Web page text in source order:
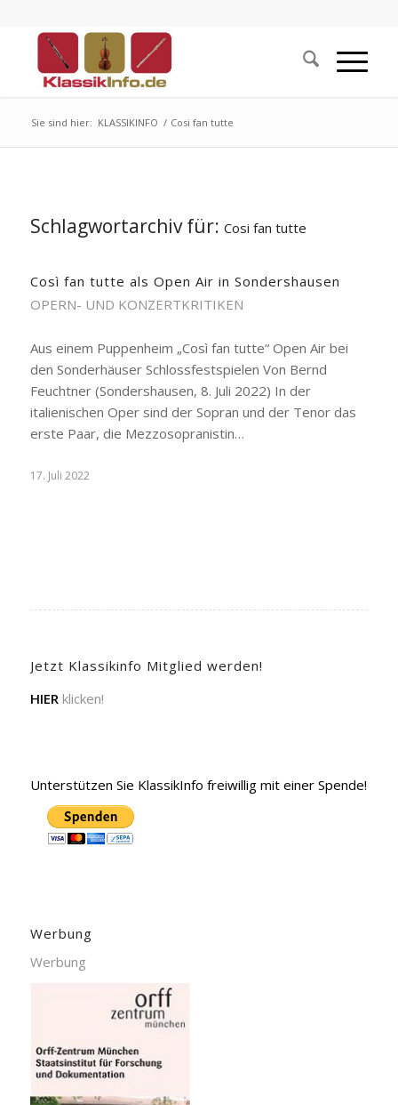
Sie sind hier: KLASSIKINFO / Cosi fan tutte
Schlagwortarchiv für: Cosi fan tutte
Così fan tutte als Open Air in Sondershausen
OPERN- UND KONZERTKRITIKEN
Aus einem Puppenheim „Così fan tutte“ Open Air bei
den Sonderhäuser Schlossfestspielen Von Bernd
Feuchtner (Sondershausen, 8. Juli 2022) In der
italienischen Oper sind der Sopran und der Tenor das
erste Paar, die Mezzosopranistin…
17. Juli 2022
Jetzt Klassikinfo Mitglied werden!
HIER klicken!
Unterstützen Sie KlassikInfo freiwillig mit einer Spende!
Werbung
Werbung